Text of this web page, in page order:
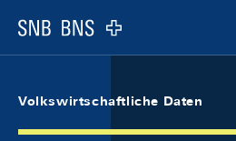
Logo
Volkswirtschaftliche Daten